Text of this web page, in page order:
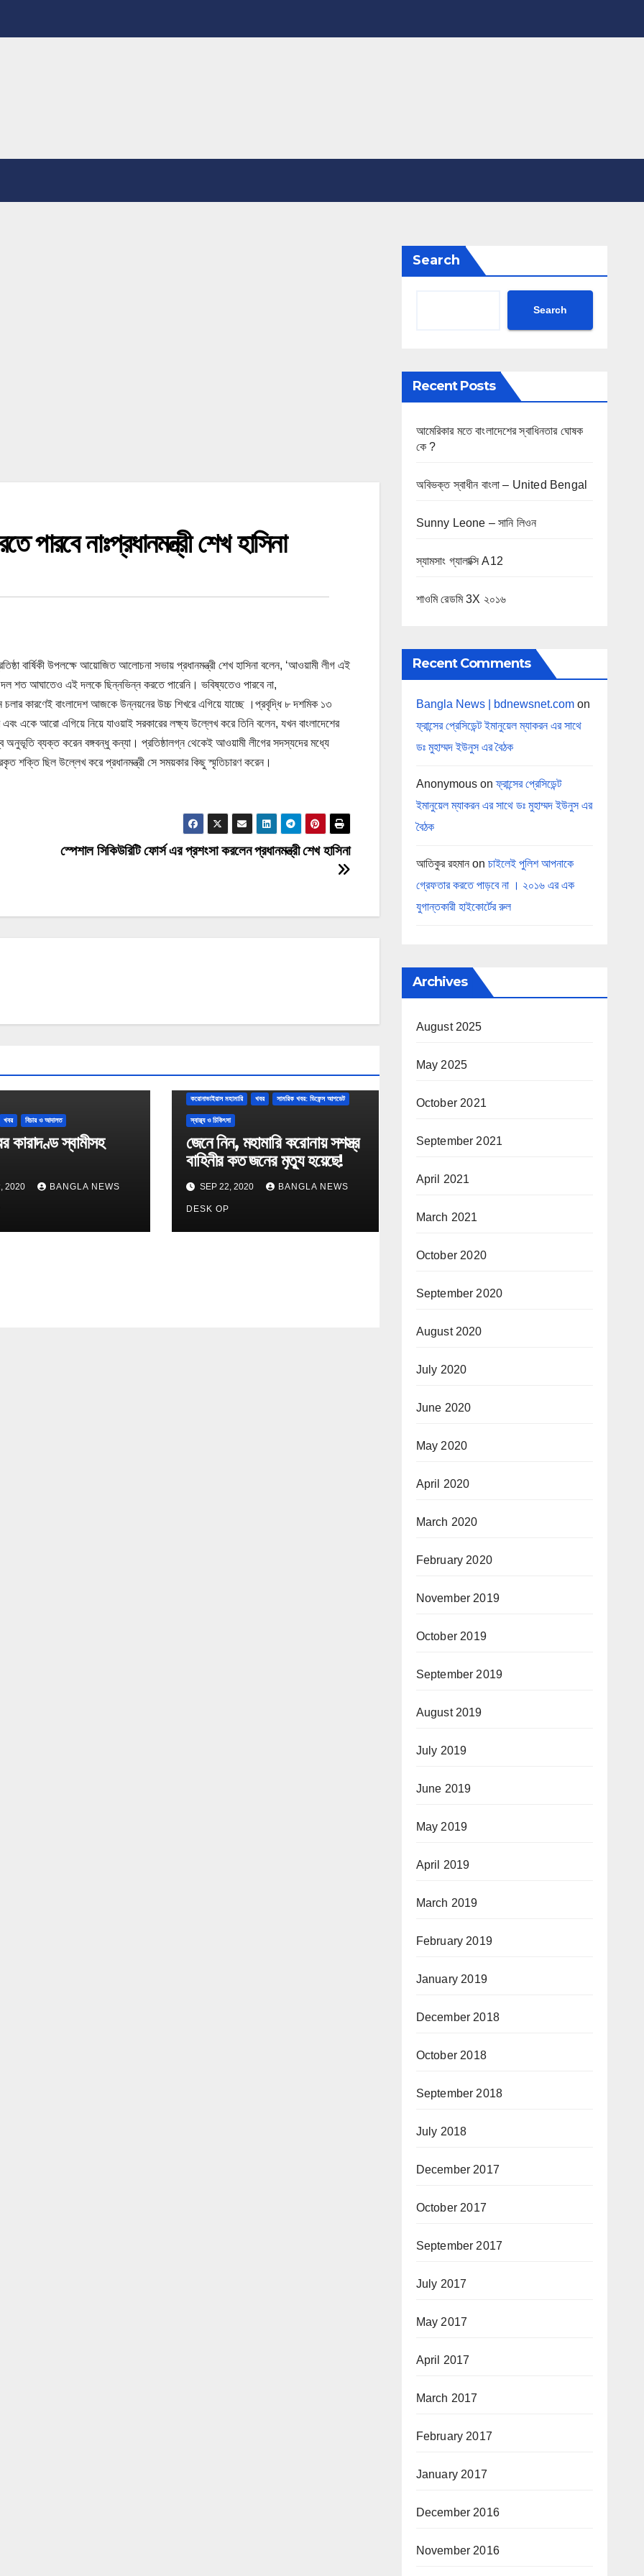
নাঃপ্রধানমন্ত্রী শেখ হাসিনা
বার্ষিকী উপলক্ষে আয়োজিত আলোচনা সভায় প্রধানমন্ত্রী শেখ হাসিনা বলেন, ‘আওয়ামী লীগ এই
শত আঘাতেও এই দলকে ছিন্নভিন্ন করতে পারেনি। ভবিষ্যতেও পারবে না,
চলার কারণেই বাংলাদেশ আজকে উন্নয়নের উচ্চ শিখরে এগিয়ে যাচ্ছে ।প্রবৃদ্ধি ৮ দশমিক ১৩
একে আরো এগিয়ে নিয়ে যাওয়াই সরকারের লক্ষ্য উল্লেখ করে তিনি বলেন, যখন বাংলাদেশের
অনুভূতি ব্যক্ত করেন বঙ্গবন্ধু কন্যা। প্রতিষ্ঠালগ্ন থেকেই আওয়ামী লীগের সদস্যদের মধ্যে
শক্তি ছিল উল্লেখ করে প্রধানমন্ত্রী সে সময়কার কিছু স্মৃতিচারণ করেন।
স্পেশাল সিকিউরিটি ফোর্স এর প্রশংসা করলেন প্রধানমন্ত্রী শেখ হাসিনা
খবর বিচার ও আদালত
কারাদণ্ড স্বামীসহ
2020 BANGLA NEWS
করোনাভাইরাস মহামারি খবর সামরিক খবর: ডিফেন্স আপডেট
স্বাস্থ্য ও চিকিৎসা
জেনে নিন, মহামারি করোনায় সশস্ত্র
বাহিনীর কত জনের মৃত্যু হয়েছে!
SEP 22, 2020 BANGLA NEWS
DESK OP
Search
Search
Recent Posts
আমেরিকার মতে বাংলাদেশের স্বাধিনতার ঘোষক
কে ?
অবিভক্ত স্বাধীন বাংলা – United Bengal
Sunny Leone – সানি লিওন
স্যামসাং গ্যালাক্সি A12
শাওমি রেডমি 3X ২০১৬
Recent Comments
Bangla News | bdnewsnet.comon
ফ্রান্সের প্রেসিডেন্ট ইমানুয়েল ম্যাকরন এর সাথে
ডঃ মুহাম্মদ ইউনুস এর বৈঠক
Anonymousonফ্রান্সের প্রেসিডেন্ট
ইমানুয়েল ম্যাকরন এর সাথে ডঃ মুহাম্মদ ইউনুস এর
বৈঠক
আতিকুর রহমানon চাইলেই পুলিশ আপনাকে
গ্রেফতার করতে পাড়বে না । ২০১৬ এর এক
যুগান্তকারী হাইকোর্টের রুল
Archives
August 2025
May 2025
October 2021
September 2021
April 2021
March 2021
October 2020
September 2020
August 2020
July 2020
June 2020
May 2020
April 2020
March 2020
February 2020
November 2019
October 2019
September 2019
August 2019
July 2019
June 2019
May 2019
April 2019
March 2019
February 2019
January 2019
December 2018
October 2018
September 2018
July 2018
December 2017
October 2017
September 2017
July 2017
May 2017
April 2017
March 2017
February 2017
January 2017
December 2016
November 2016